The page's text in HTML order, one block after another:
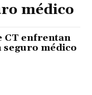
médico
CT enfrentan
seguro médico